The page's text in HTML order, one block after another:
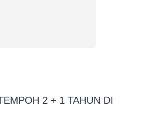
2 + 1 TAHUN DI